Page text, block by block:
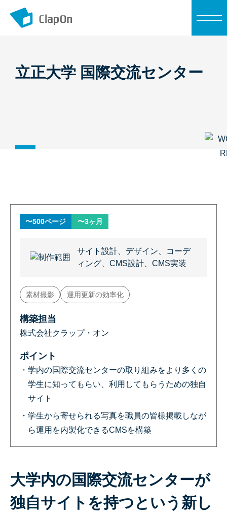
ニ
ュ
立正大学 国際交流センター
〜500ページ 〜3ヶ月
サイト設計、デザイン、コーデ
ィング、CMS設計、CMS実装
素材撮影 運用更新の効率化
構築担当
株式会社クラップ・オン
ポイント
学内の国際交流センターの取り組みをより多くの
学生に知ってもらい、利用してもらうための独自
サイト
学生から寄せられる写真を職員の皆様掲載しなが
ら運用を内製化できるCMSを構築
大学内の国際交流センターが
独自サイトを持つという新し